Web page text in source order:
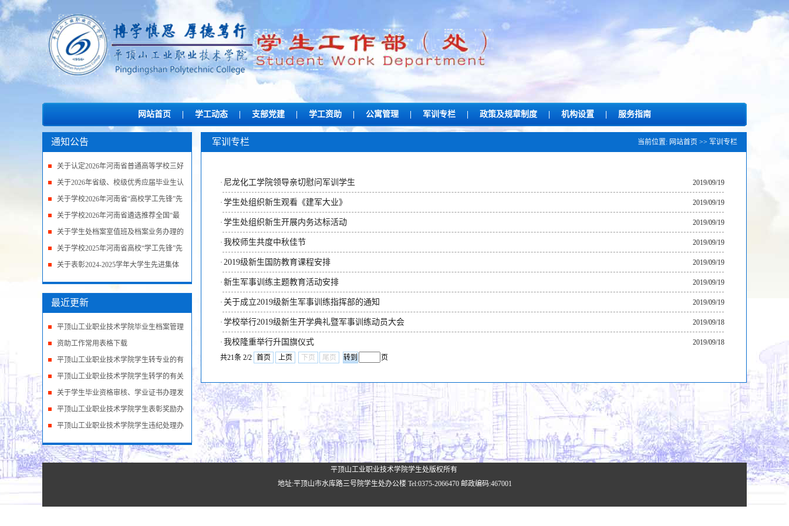
网站首页 学工动态 支部党建 学工资助 公寓管理 军训专栏 政策及规章制度 机构设置 服务指南
通知公告
关于认定2026年河南省普通高等学校三好
学生、优秀学...
关于2026年省级、校级优秀应届毕业生认
定工作的公示
关于学校2026年河南省“高校学工先锋”先
进集体和先...
关于学校2026年河南省遴选推荐全国“最
美高校辅导员...
关于学生处档案室值班及档案业务办理的
通知关于学校2025年河南省高校“学工先锋”先
进集体和先...
关于表彰2024-2025学年大学生先进集体
和先进个人的决...
最近更新
平顶山工业职业技术学院毕业生档案管理
办法资助工作常用表格下载
平顶山工业职业技术学院学生转专业的有
关规平顶山工业职业技术学院学生转学的有关
规定关于学生毕业资格审核、学业证书办理发
放规平顶山工业职业技术学院学生表彰奖励办
法（平顶山工业职业技术学院学生违纪处理办
法
军训专栏 当前位置: 网站首页 >> 军训专栏
· 尼龙化工学院领导亲切慰问军训学生 2019/09/19
· 学生处组织新生观看《建军大业》 2019/09/19
· 学生处组织新生开展内务达标活动 2019/09/19
· 我校师生共度中秋佳节 2019/09/19
· 2019级新生国防教育课程安排 2019/09/19
· 新生军事训练主题教育活动安排 2019/09/19
· 关于成立2019级新生军事训练指挥部的通知 2019/09/19
· 学校举行2019级新生开学典礼暨军事训练动员大会 2019/09/18
· 我校隆重举行升国旗仪式
2019/09/18
共21条 2/2 首页 上页 下页 尾页 页
平顶山工业职业技术学院学生处版权所有
地址:平顶山市水库路三号院学生处办公楼 Tel:0375-2066470 邮政编码:467001